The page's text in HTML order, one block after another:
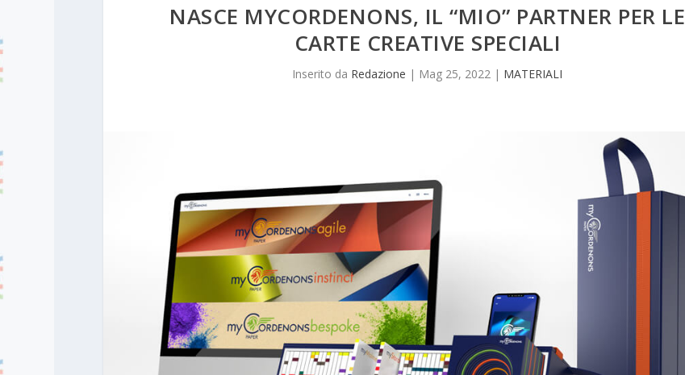
NASCE MYCORDENONS, IL “MIO” PARTNER PER LE
CARTE CREATIVE SPECIALI
Inserito da Redazione | Mag 25, 2022 | MATERIALI